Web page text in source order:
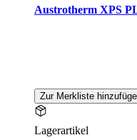
Austrotherm XPS
Zur Merkliste
Lagerartikel